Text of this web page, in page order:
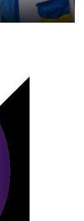
din